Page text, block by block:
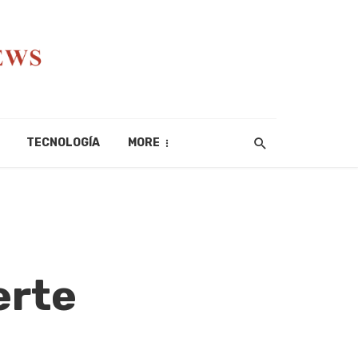
TECNOLOGÍA MORE